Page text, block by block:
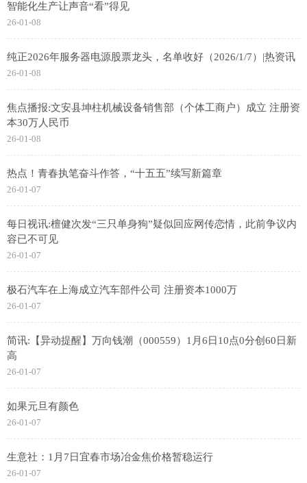
智能化生产让声音“看”得见
26-01-08
纯正2026年服务器电源股票龙头，名单收好（2026/1/7）|热资讯
26-01-08
焦点播报:文安县坤柱机械设备销售部（个体工商户）成立 注册资
本30万人民币
26-01-08
热点！青春执笔奋斗作答，“十五五”续写新篇章
26-01-07
每日视讯:檀健次发“三只单身狗”疑似回应网传恋情，此前争议内
容已不可见
26-01-07
极石汽车在上海成立汽车部件公司 注册资本1000万
26-01-07
简讯:【异动提醒】万向钱潮（000559）1月6日10点0分创60日新
高
26-01-07
如果元旦有颜色
26-01-07
生意社：1月7日宜春市场冶金焦价格暂稳运行
26-01-07